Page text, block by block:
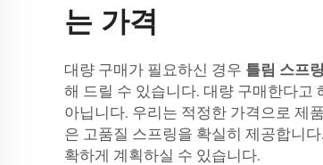
는 가격
대량 구매가 필요하신 경우 틀림 스프링
해 드릴 수 있습니다. 대량 구매한다고
아닙니다. 우리는 적정한 가격으로 제
은 고품질 스프링을 확실히 제공합니
확하게 계획하실 수 있습니다.